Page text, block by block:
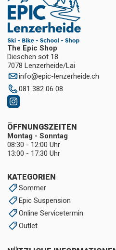
The Epic Shop
Dieschen sot 18
7078 Lenzerheide/Lai
info@epic-lenzerheide.ch
081 382 06 08
KATEGORIEN
Sommer
Epic Suspension
Online Servicetermin
Outlet
ÖFFNUNGSZEITEN
Montag - Sonntag
08:30 - 12:00 Uhr
13:00 - 17:30 Uhr